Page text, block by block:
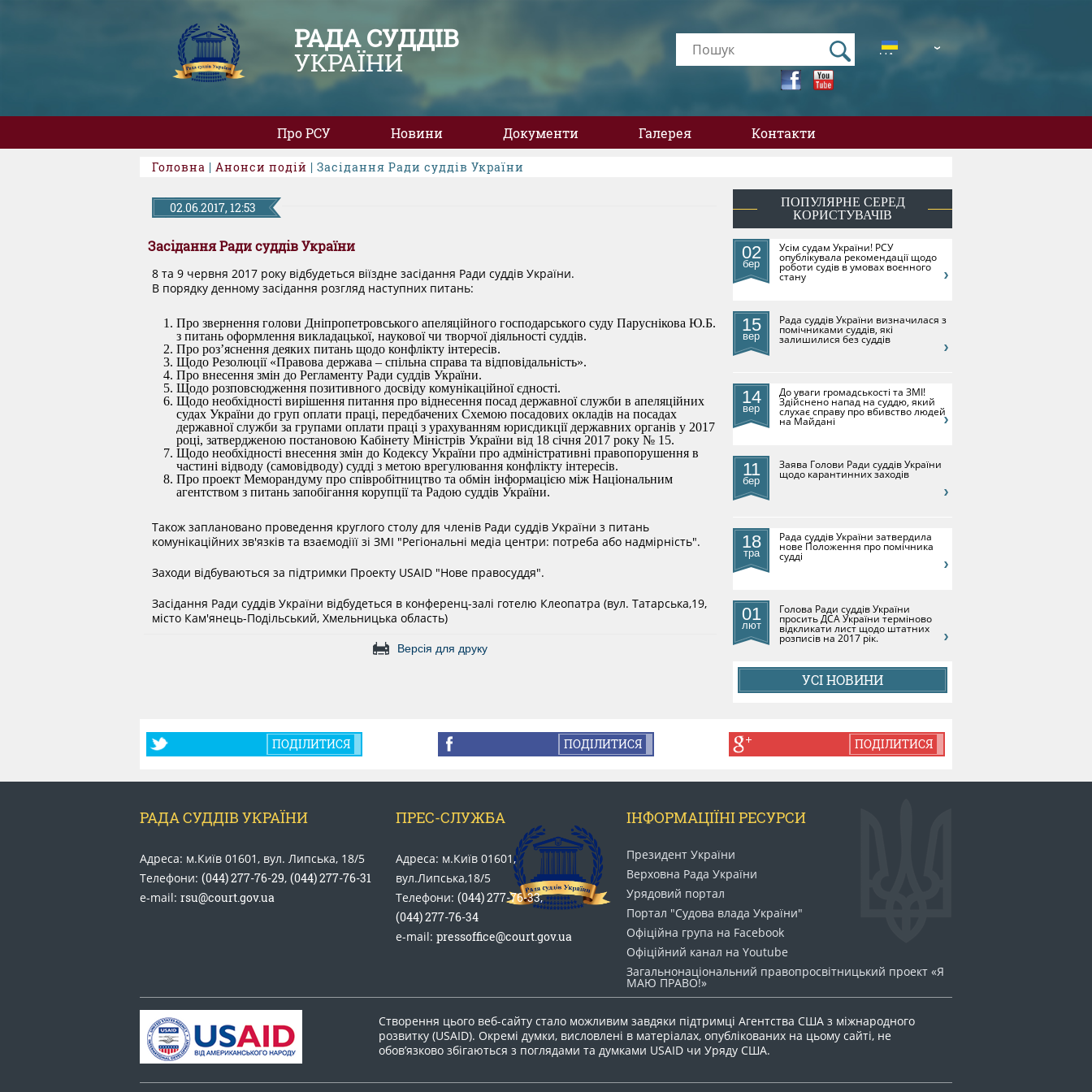
РАДА СУДДІВ
УКРАЇНИ
UA
Про РСУ Новини Документи Галерея Контакти
Головна | Анонси подій | Засідання Ради суддів України
02.06.2017, 12:53
Засідання Ради суддів України
8 та 9 червня 2017 року відбудеться віїздне засідання Ради суддів України.
В порядку денному засідання розгляд наступних питань:
Про звернення голови Дніпропетровського апеляційного господарського суду Паруснікова Ю.Б.
з питань оформлення викладацької, наукової чи творчої діяльності суддів.
Про роз’яснення деяких питань щодо конфлікту інтересів.
Щодо Резолюції «Правова держава – спільна справа та відповідальність».
Про внесення змін до Регламенту Ради суддів України.
Щодо розповсюдження позитивного досвіду комунікаційної єдності.
Щодо необхідності вирішення питання про віднесення посад державної служби в апеляційних
судах України до груп оплати праці, передбачених Схемою посадових окладів на посадах
державної служби за групами оплати праці з урахуванням юрисдикції державних органів у 2017
році, затвердженою постановою Кабінету Міністрів України від 18 січня 2017 року № 15.
Щодо необхідності внесення змін до Кодексу України про адміністративні правопорушення в
частині відводу (самовідводу) судді з метою врегулювання конфлікту інтересів.
Про проект Меморандуму про співробітництво та обмін інформацією між Національним
агентством з питань запобігання корупції та Радою суддів України.
Також заплановано проведення круглого столу для членів Ради суддів України з питань
комунікаційних зв'язків та взаємодіїї зі ЗМІ "Регіональні медіа центри: потреба або надмірність".
Заходи відбуваються за підтримки Проекту USAID "Нове правосуддя".
Засідання Ради суддів України відбудеться в конференц-залі готелю Клеопатра (вул. Татарська,19,
місто Кам'янець-Подільський, Хмельницька область)
Версія для друку
ПОПУЛЯРНЕ СЕРЕД
КОРИСТУВАЧІВ
02
бер
​Усім судам України! РСУ
опублікувала рекомендації щодо
роботи судів в умовах воєнного
стану
15
вер
Рада суддів України визначилася з
помічниками суддів, які
залишилися без суддів
14
вер
До уваги громадськості та ЗМІ!
Здійснено напад на суддю, який
слухає справу про вбивство людей
на Майдані
11
бер
​Заява Голови Ради суддів України
щодо карантинних заходів
18
тра
Рада суддів України затвердила
нове Положення про помічника
судді
01
лют
Голова Ради суддів України
просить ДСА України терміново
відкликати лист щодо штатних
розписів на 2017 рік.
УСІ НОВИНИ
ПОДІЛИТИСЯ ПОДІЛИТИСЯ ПОДІЛИТИСЯ
РАДА СУДДІВ УКРАЇНИ
Адреса: м.Київ 01601, вул. Липська, 18/5
Телефони: (044) 277-76-29, (044) 277-76-31
e-mail: rsu@court.gov.ua
ПРЕС-СЛУЖБА
Адреса: м.Київ 01601,
вул.Липська,18/5
Телефони: (044) 277-76-33,
(044) 277-76-34
e-mail: pressoffice@court.gov.ua
ІНФОРМАЦІЇНІ РЕСУРСИ
Президент України
Верховна Рада України
Урядовий портал
Портал "Судова влада України"
Офіційна група на Facebook
Офіційний канал на Youtube
Загальнонаціональний право​просвітницький проект «Я
МАЮ ПРАВО​!»
Створення цього веб-сайту стало можливим завдяки підтримці Агентства США з міжнародного
розвитку (USAID). Окремі думки, висловлені в матеріалах, опублікованих на цьому сайті, не
обов’язково збігаються з поглядами та думками USAID чи Уряду США.